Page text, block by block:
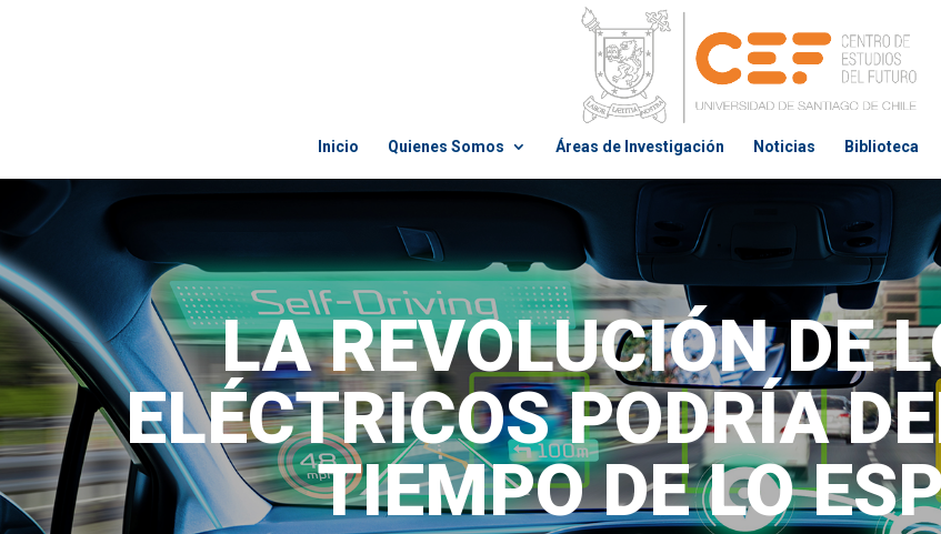
Inicio Quienes Somos Áreas de Investigación Noticias Biblioteca
LA REVOLUCIÓN DE
ELÉCTRICOS PODRÍA
TIEMPO DE LO